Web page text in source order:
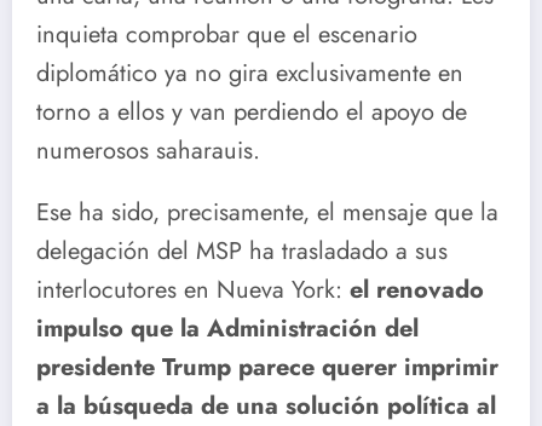
inquieta comprobar que el escenario
diplomático ya no gira exclusivamente en
torno a ellos y van perdiendo el apoyo de
numerosos saharauis.
Ese ha sido, precisamente, el mensaje que la
delegación del MSP ha trasladado a sus
interlocutores en Nueva York: el renovado
impulso que la Administración del
presidente Trump parece querer imprimir
a la búsqueda de una solución política al